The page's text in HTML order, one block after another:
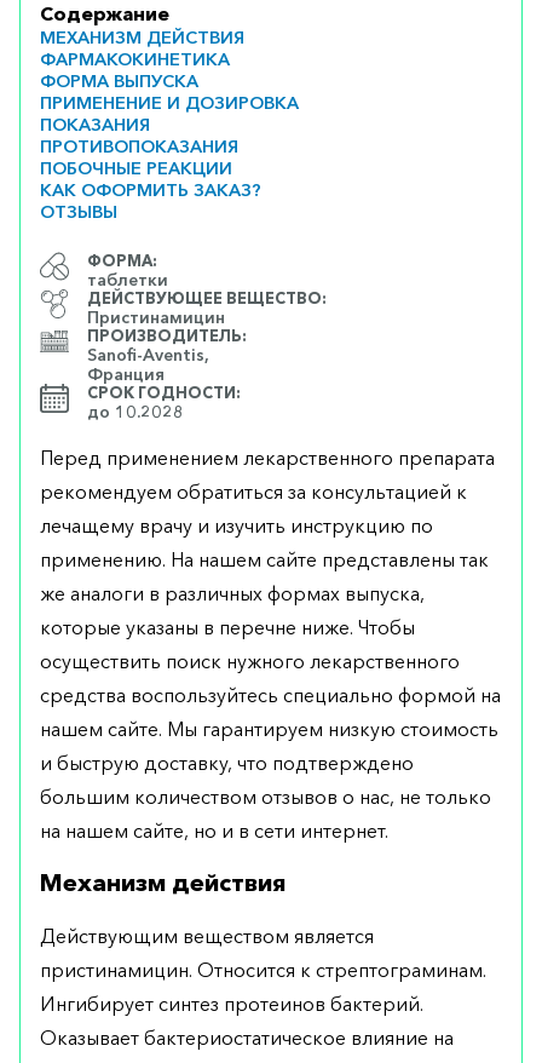
Содержание
МЕХАНИЗМ ДЕЙСТВИЯ
ФАРМАКОКИНЕТИКА
ФОРМА ВЫПУСКА
ПРИМЕНЕНИЕ И ДОЗИРОВКА
ПОКАЗАНИЯ
ПРОТИВОПОКАЗАНИЯ
ПОБОЧНЫЕ РЕАКЦИИ
КАК ОФОРМИТЬ ЗАКАЗ?
ОТЗЫВЫ
ФОРМА:
таблетки
ДЕЙСТВУЮЩЕЕ ВЕЩЕСТВО:
Пристинамицин
ПРОИЗВОДИТЕЛЬ:
Sanofi-Aventis,
Франция
СРОК ГОДНОСТИ:
до 10.2028
Перед применением лекарственного препарата
рекомендуем обратиться за консультацией к
лечащему врачу и изучить инструкцию по
применению. На нашем сайте представлены так
же аналоги в различных формах выпуска,
которые указаны в перечне ниже. Чтобы
осуществить поиск нужного лекарственного
средства воспользуйтесь специально формой на
нашем сайте. Мы гарантируем низкую стоимость
и быструю доставку, что подтверждено
большим количеством отзывов о нас, не только
на нашем сайте, но и в сети интернет.
Механизм действия
Действующим веществом является
пристинамицин. Относится к стрептограминам.
Ингибирует синтез протеинов бактерий.
Оказывает бактериостатическое влияние на